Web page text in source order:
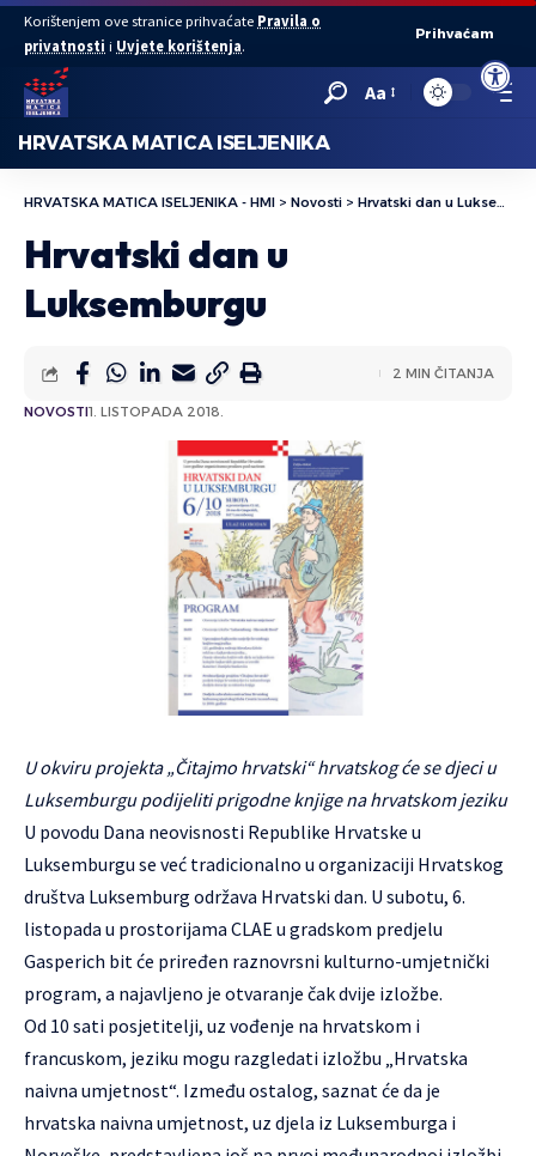
Open
Korištenjem ove stranice prihvaćate Pravila o
privatnosti i Uvjete korištenja.
Prihvaćam
Aa
HRVATSKA MATICA ISELJENIKA
HRVATSKA MATICA ISELJENIKA - HMI > Novosti > Hrvatski dan u Luksemburgu
Hrvatski dan u
Luksemburgu
NOVOSTI1. LISTOPADA 2018.
2 MIN ČITANJA
U okviru projekta „Čitajmo hrvatski“ hrvatskog će se djeci u
Luksemburgu podijeliti prigodne knjige na hrvatskom jeziku
U povodu Dana neovisnosti Republike Hrvatske u
Luksemburgu se već tradicionalno u organizaciji Hrvatskog
društva Luksemburg održava Hrvatski dan. U subotu, 6.
listopada u prostorijama CLAE u gradskom predjelu
Gasperich bit će priređen raznovrsni kulturno-umjetnički
program, a najavljeno je otvaranje čak dvije izložbe.
Od 10 sati posjetitelji, uz vođenje na hrvatskom i
francuskom, jeziku mogu razgledati izložbu „Hrvatska
naivna umjetnost“. Između ostalog, saznat će da je
hrvatska naivna umjetnost, uz djela iz Luksemburga i